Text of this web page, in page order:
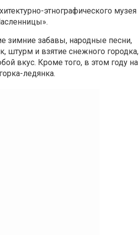
этнографического музея
зимние забавы, народные песни,
штурм и взятие снежного городка,
вкус. Кроме того, в этом году на
ледянка.